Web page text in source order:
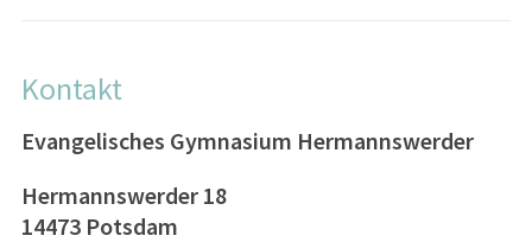
Kontakt
Evangelisches Gymnasium Hermannswerder
Hermannswerder 18
14473 Potsdam